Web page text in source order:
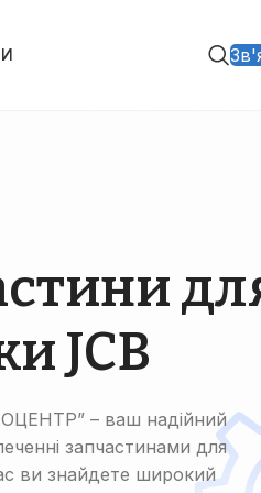
JCB
– ваш надійний
запчастинами для
ви знайдете широкий